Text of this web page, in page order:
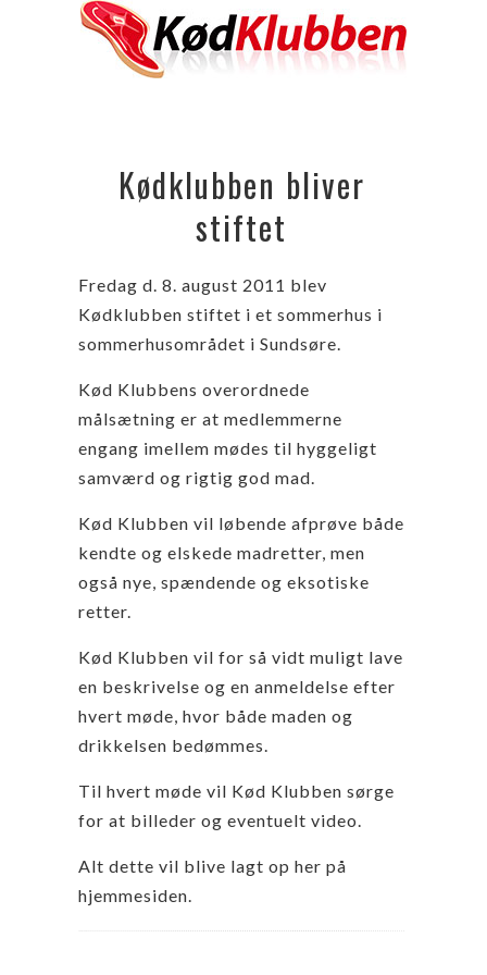
Kødklubben bliver
stiftet
Fredag d. 8. august 2011 blev
Kødklubben stiftet i et sommerhus i
sommerhusområdet i Sundsøre.
Kød Klubbens overordnede
målsætning er at medlemmerne
engang imellem mødes til hyggeligt
samværd og rigtig god mad.
Kød Klubben vil løbende afprøve både
kendte og elskede madretter, men
også nye, spændende og eksotiske
retter.
Kød Klubben vil for så vidt muligt lave
en beskrivelse og en anmeldelse efter
hvert møde, hvor både maden og
drikkelsen bedømmes.
Til hvert møde vil Kød Klubben sørge
for at billeder og eventuelt video.
Alt dette vil blive lagt op her på
hjemmesiden.